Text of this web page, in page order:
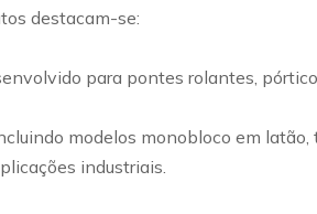
destacam-se:
para pontes rolantes,
modelos monobloco em
industriais.